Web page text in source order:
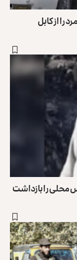
را از کابل
محلی را بازداشت